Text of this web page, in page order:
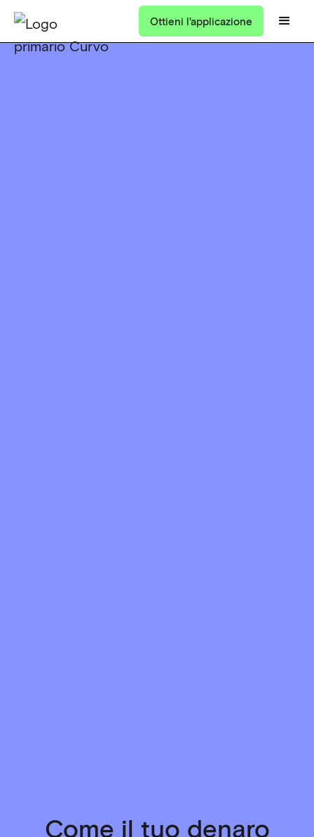
Ottieni l'applicazione
Come il tuo denaro